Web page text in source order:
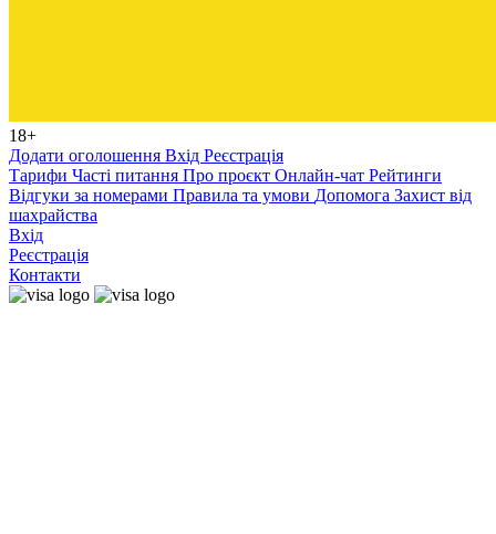
18+
Додати оголошення Вхід Реєстрація
Тарифи Часті питання Про проєкт Онлайн-чат Рейтинги
Відгуки за номерами Правила та умови Допомога Захист від
шахрайства
Вхід
Реєстрація
Контакти